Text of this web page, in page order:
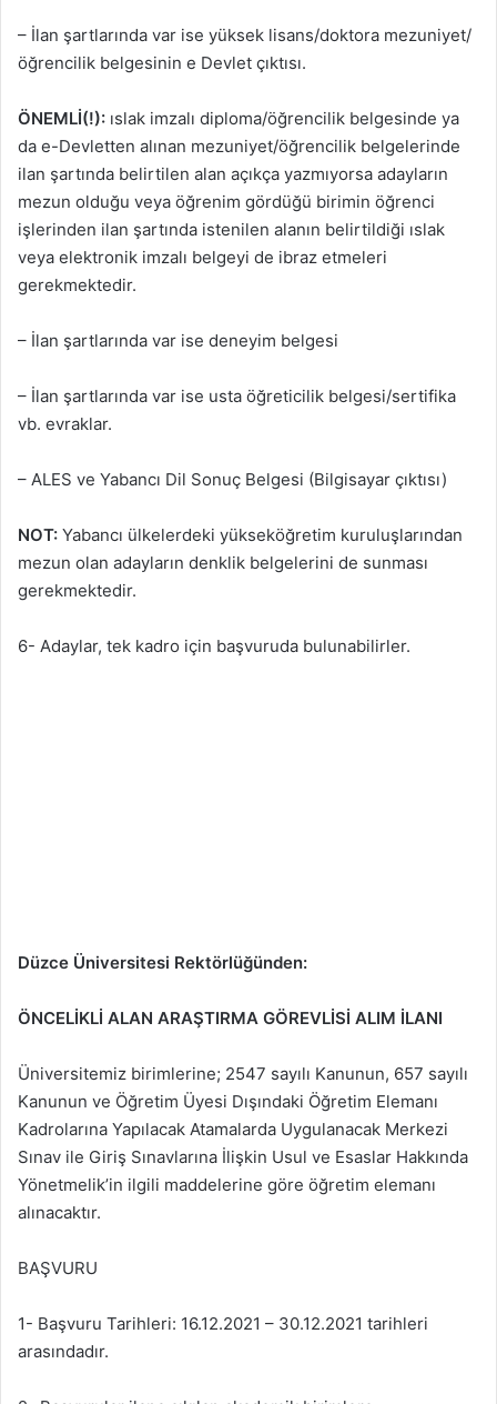
– İlan şartlarında var ise yüksek lisans/doktora mezuniyet/
öğrencilik belgesinin e Devlet çıktısı.
ÖNEMLİ(!): ıslak imzalı diploma/öğrencilik belgesinde ya
da e-Devletten alınan mezuniyet/öğrencilik belgelerinde
ilan şartında belirtilen alan açıkça yazmıyorsa adayların
mezun olduğu veya öğrenim gördüğü birimin öğrenci
işlerinden ilan şartında istenilen alanın belirtildiği ıslak
veya elektronik imzalı belgeyi de ibraz etmeleri
gerekmektedir.
– İlan şartlarında var ise deneyim belgesi
– İlan şartlarında var ise usta öğreticilik belgesi/sertifika
vb. evraklar.
– ALES ve Yabancı Dil Sonuç Belgesi (Bilgisayar çıktısı)
NOT: Yabancı ülkelerdeki yükseköğretim kuruluşlarından
mezun olan adayların denklik belgelerini de sunması
gerekmektedir.
6- Adaylar, tek kadro için başvuruda bulunabilirler.
Düzce Üniversitesi Rektörlüğünden:
ÖNCELİKLİ ALAN ARAŞTIRMA GÖREVLİSİ ALIM İLANI
Üniversitemiz birimlerine; 2547 sayılı Kanunun, 657 sayılı
Kanunun ve Öğretim Üyesi Dışındaki Öğretim Elemanı
Kadrolarına Yapılacak Atamalarda Uygulanacak Merkezi
Sınav ile Giriş Sınavlarına İlişkin Usul ve Esaslar Hakkında
Yönetmelik’in ilgili maddelerine göre öğretim elemanı
alınacaktır.
BAŞVURU
1- Başvuru Tarihleri: 16.12.2021 – 30.12.2021 tarihleri
arasındadır.